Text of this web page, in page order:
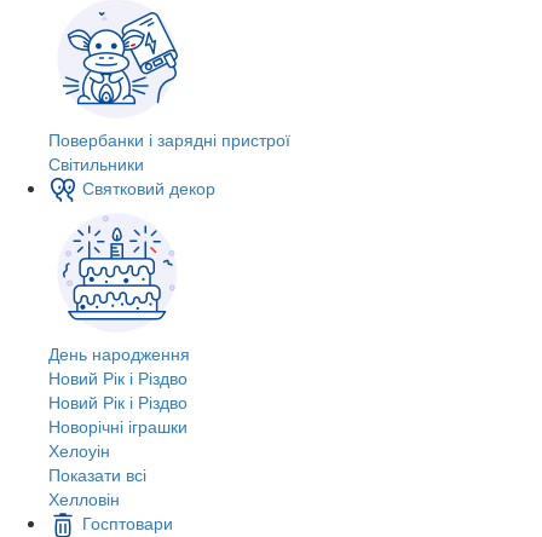
Повербанки і зарядні пристрої
Світильники
Святковий декор
День народження
Новий Рік і Різдво
Новий Рік і Різдво
Новорічні іграшки
Хелоуін
Показати всі
Хелловін
Госптовари